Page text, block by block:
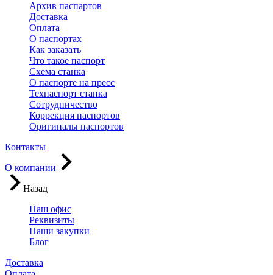
Архив паспартов
Доставка
Оплата
О паспортах
Как заказать
Что такое паспорт
Схема станка
О паспорте на пресс
Техпаспорт станка
Сотрудничество
Коррекция паспортов
Оригиналы паспортов
Контакты
О компании
Назад
Наш офис
Реквизиты
Наши закупки
Блог
Доставка